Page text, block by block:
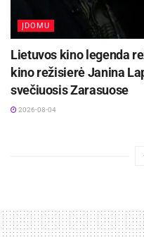
ĮDOMU
Lietuvos kino legenda
kino režisierė Janina
svečiuosis Zarasuose
2026-08-04